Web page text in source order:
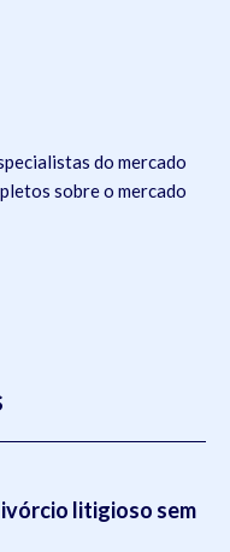
do mercado
sobre o mercado
litigioso sem